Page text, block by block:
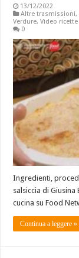
13/12/2022
Altre trasmissioni,
Verdure,Video ricette
0
Ingredienti,
salsiccia di
cucina su Food
Continua a leggere »